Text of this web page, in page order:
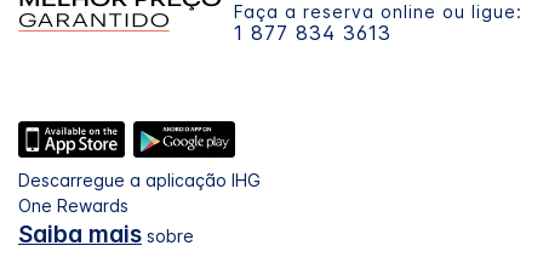
Faça a reserva online ou ligue:
1 877 834 3613
Descarregue a aplicação IHG
One Rewards
Saiba mais sobre